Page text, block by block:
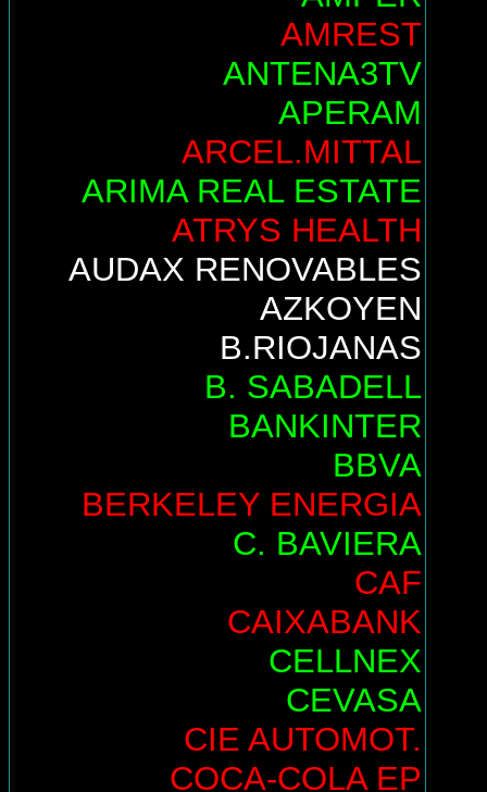
AMREST
ANTENA3TV
APERAM
ARCEL.MITTAL
ARIMA REAL ESTATE
ATRYS HEALTH
AUDAX RENOVABLES
AZKOYEN
B.RIOJANAS
B. SABADELL
BANKINTER
BBVA
BERKELEY ENERGIA
C. BAVIERA
CAF
CAIXABANK
CELLNEX
CEVASA
CIE AUTOMOT.
COCA-COLA EP